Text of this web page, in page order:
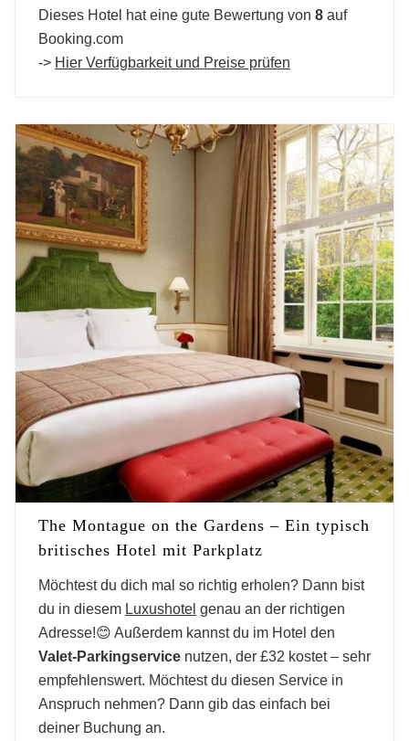
London
Dieses Hotel hat eine gute Bewertung von 8 auf
Booking.com
-> Hier Verfügbarkeit und Preise prüfen
The Montague on the Gardens – Ein typisch
britisches Hotel mit Parkplatz
Möchtest du dich mal so richtig erholen? Dann bist
du in diesem Luxushotel genau an der richtigen
Adresse!😊 Außerdem kannst du im Hotel den
Valet-Parkingservice nutzen, der £32 kostet – sehr
empfehlenswert. Möchtest du diesen Service in
Anspruch nehmen? Dann gib das einfach bei
deiner Buchung an.